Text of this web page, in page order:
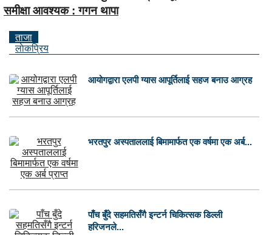
समीक्षा आवश्यक : गगन थापा
ताजा
लाेकप्रिय
आयोगद्वारा एलपी ग्यास आपूर्तिलाई सहज बनाउ आग्रह
भरतपुर अस्पताललाई बिमामार्फत एक वर्षमा एक अर्ब...
पाँच बुँदे सहमतिसँगै इन्टर्न चिकित्सक डिल्ली
हरिजनले...